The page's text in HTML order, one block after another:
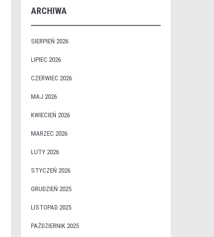
ARCHIWA
SIERPIEŃ 2026
LIPIEC 2026
CZERWIEC 2026
MAJ 2026
KWIECIEŃ 2026
MARZEC 2026
LUTY 2026
STYCZEŃ 2026
GRUDZIEŃ 2025
LISTOPAD 2025
PAŹDZIERNIK 2025